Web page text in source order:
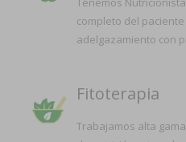
completo del
adelgazamiento con
Fitoterapia
Trabajamos alta